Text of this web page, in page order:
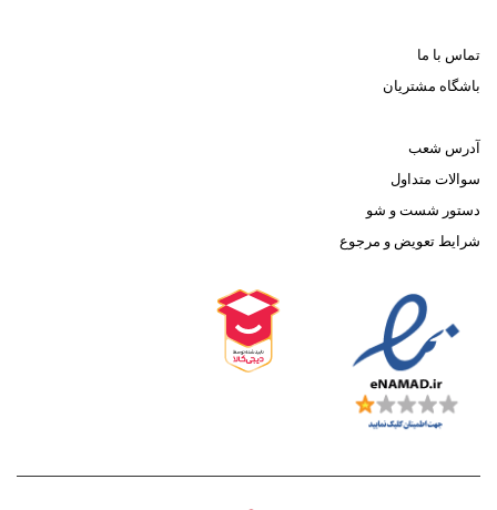
تماس با ما
باشگاه مشتریان
آدرس شعب
سوالات متداول
دستور شست و شو
شرایط تعویض و مرجوع